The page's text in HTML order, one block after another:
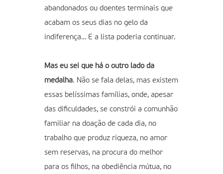
abandonados ou doentes terminais que
acabam os seus dias no gelo da
indiferença… E a lista poderia continuar.
Mas eu sei que há o outro lado da
medalha. Não se fala delas, mas existem
essas belíssimas famílias, onde, apesar
das dificuldades, se constrói a comunhão
familiar na doação de cada dia, no
trabalho que produz riqueza, no amor
sem reservas, na procura do melhor
para os filhos, na obediência mútua, no